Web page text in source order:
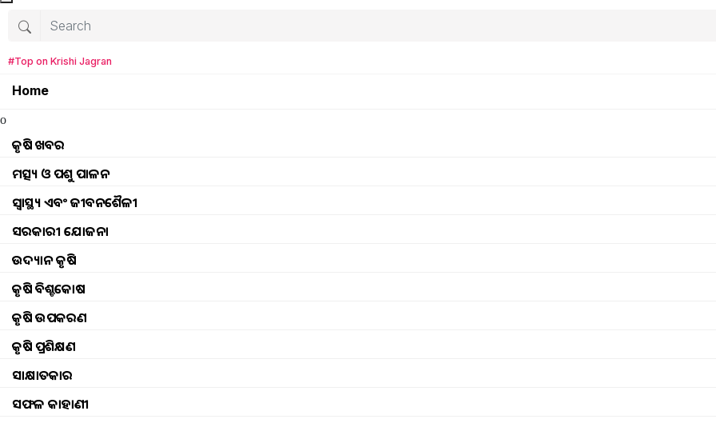
#Top on Krishi Jagran
Home
o
କୃଷି ଖବର
ମତ୍ସ୍ୟ ଓ ପଶୁ ପାଳନ
ସ୍ୱାସ୍ଥ୍ୟ ଏବଂ ଜୀବନଶୈଳୀ
ସରକାରୀ ଯୋଜନା
ଉଦ୍ୟାନ କୃଷି
କୃଷି ବିଶ୍ବକୋଷ
କୃଷି ଉପକରଣ
କୃଷି ପ୍ରଶିକ୍ଷଣ
ସାକ୍ଷାତକାର
ସଫଳ କାହାଣୀ